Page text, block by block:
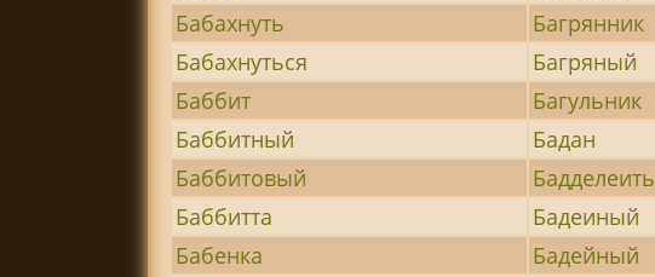
Бабахнуть
Багрянник
Бабахнуться
Багряный
Баббит
Багульник
Баббитный
Бадан
Баббитовый
Бадделеить
Баббитта
Бадеиный
Бабенка
Бадейный